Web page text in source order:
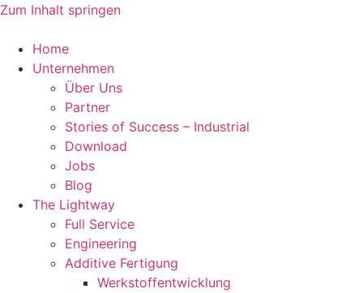
Zum Inhalt springen
Home
Unternehmen
Über Uns
Partner
Stories of Success – Industrial
Download
Jobs
Blog
The Lightway
Full Service
Engineering
Additive Fertigung
Werkstoffentwicklung